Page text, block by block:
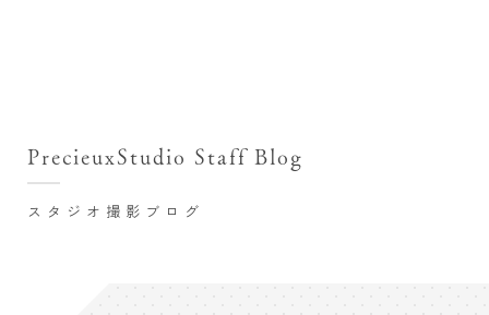
七五三お参り用着物レンタル
お宮参り写真撮影
ハーフバースデー撮影
スタジオ撮影ブログ
PrecieuxStudio Staff Blog